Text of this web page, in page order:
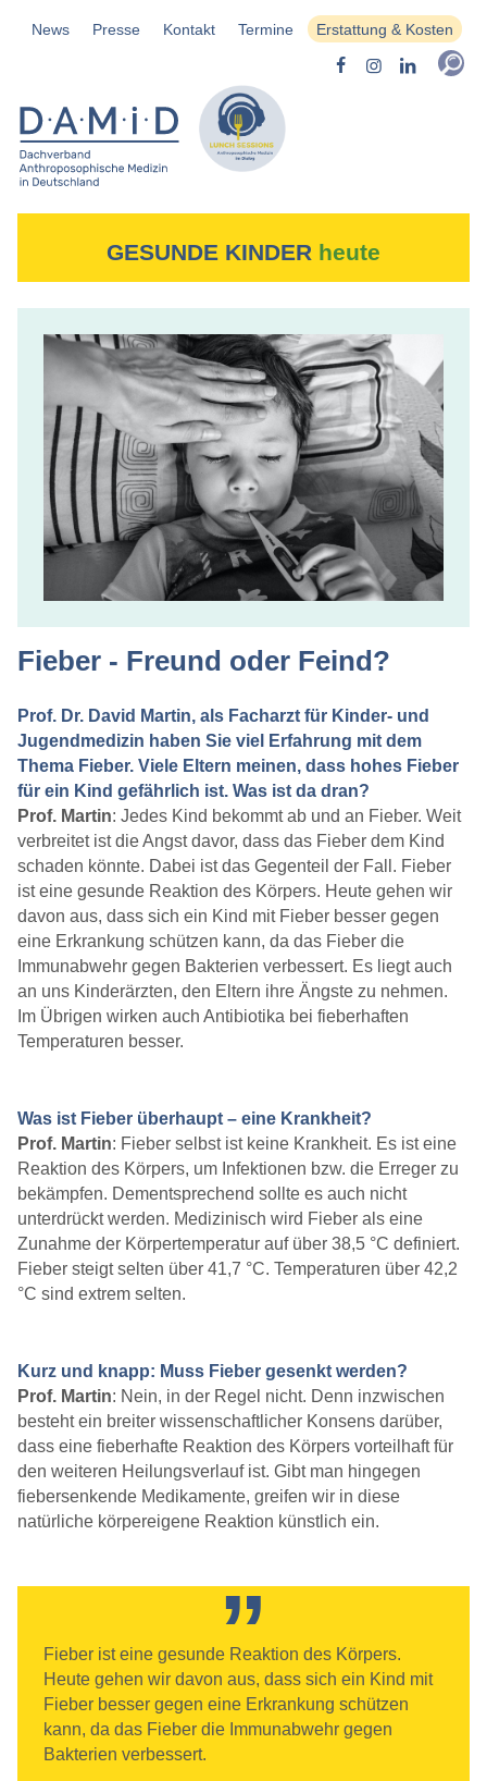
News Presse Kontakt Termine Erstattung & Kosten
GESUNDE KINDER heute
Fieber - Freund oder Feind?
Prof. Dr. David Martin, als Facharzt für Kinder- und
Jugendmedizin haben Sie viel Erfahrung mit dem
Thema Fieber. Viele Eltern meinen, dass hohes Fieber
für ein Kind gefährlich ist. Was ist da dran?
Prof. Martin: Jedes Kind bekommt ab und an Fieber. Weit
verbreitet ist die Angst davor, dass das Fieber dem Kind
schaden könnte. Dabei ist das Gegenteil der Fall. Fieber
ist eine gesunde Reaktion des Körpers. Heute gehen wir
davon aus, dass sich ein Kind mit Fieber besser gegen
eine Erkrankung schützen kann, da das Fieber die
Immunabwehr gegen Bakterien verbessert. Es liegt auch
an uns Kinderärzten, den Eltern ihre Ängste zu nehmen.
Im Übrigen wirken auch Antibiotika bei fieberhaften
Temperaturen besser.
Was ist Fieber überhaupt – eine Krankheit?
Prof. Martin: Fieber selbst ist keine Krankheit. Es ist eine
Reaktion des Körpers, um Infektionen bzw. die Erreger zu
bekämpfen. Dementsprechend sollte es auch nicht
unterdrückt werden. Medizinisch wird Fieber als eine
Zunahme der Körpertemperatur auf über 38,5 °C definiert.
Fieber steigt selten über 41,7 °C. Temperaturen über 42,2
°C sind extrem selten.
Kurz und knapp: Muss Fieber gesenkt werden?
Prof. Martin: Nein, in der Regel nicht. Denn inzwischen
besteht ein breiter wissenschaftlicher Konsens darüber,
dass eine fieberhafte Reaktion des Körpers vorteilhaft für
den weiteren Heilungsverlauf ist. Gibt man hingegen
fiebersenkende Medikamente, greifen wir in diese
natürliche körpereigene Reaktion künstlich ein.
Fieber ist eine gesunde Reaktion des Körpers.
Heute gehen wir davon aus, dass sich ein Kind mit
Fieber besser gegen eine Erkrankung schützen
kann, da das Fieber die Immunabwehr gegen
Bakterien verbessert.